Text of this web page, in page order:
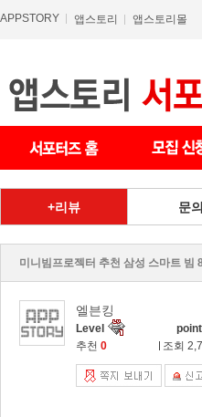
APPSTORY 앱스토리 앱스토리몰
리뷰 문의